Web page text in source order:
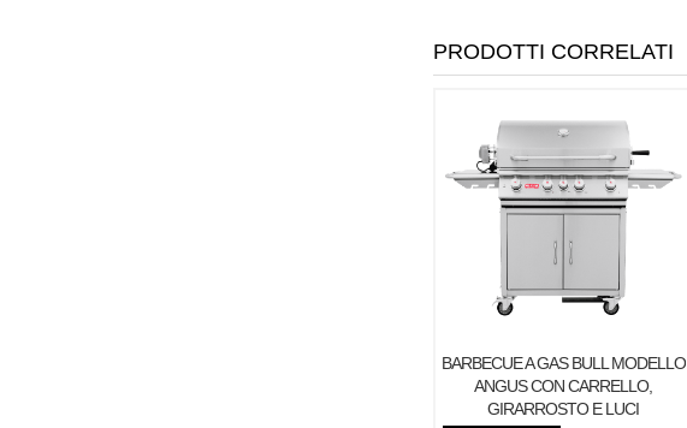
PRODOTTI CORRELATI
BARBECUE A GAS BULL MODELLO
ANGUS CON CARRELLO,
GIRARROSTO E LUCI